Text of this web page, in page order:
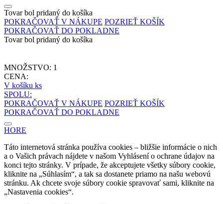
Tovar bol pridaný do košíka
POKRAČOVAŤ V NÁKUPE POZRIEŤ KOŠÍK
POKRAČOVAŤ DO POKLADNE
Tovar bol pridaný do košíka
MNOŽSTVO: 1
CENA:
V košíku ks
SPOLU:
POKRAČOVAŤ V NÁKUPE POZRIEŤ KOŠÍK
POKRAČOVAŤ DO POKLADNE
HORE
Táto internetová stránka používa cookies – bližšie informácie o nich
a o Vašich právach nájdete v našom Vyhlásení o ochrane údajov na
konci tejto stránky. V prípade, že akceptujete všetky súbory cookie,
kliknite na „Súhlasím“, a tak sa dostanete priamo na našu webovú
stránku. Ak chcete svoje súbory cookie spravovať sami, kliknite na
„Nastavenia cookies“.